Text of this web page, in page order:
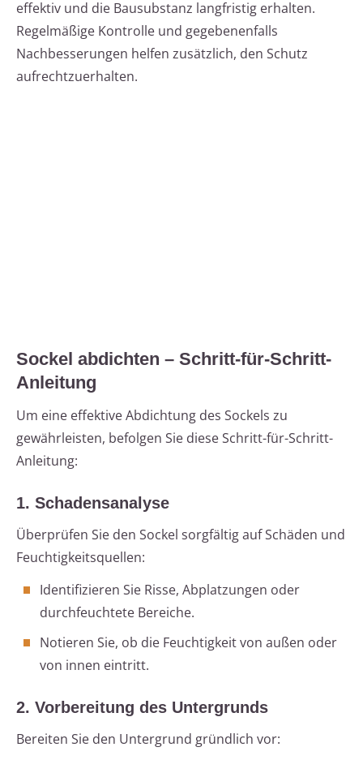
effektiv und die Bausubstanz langfristig erhalten.
Regelmäßige Kontrolle und gegebenenfalls
Nachbesserungen helfen zusätzlich, den Schutz
aufrechtzuerhalten.
Sockel abdichten – Schritt-für-Schritt-
Anleitung
Um eine effektive Abdichtung des Sockels zu
gewährleisten, befolgen Sie diese Schritt-für-Schritt-
Anleitung:
1. Schadensanalyse
Überprüfen Sie den Sockel sorgfältig auf Schäden und
Feuchtigkeitsquellen:
Identifizieren Sie Risse, Abplatzungen oder
durchfeuchtete Bereiche.
Notieren Sie, ob die Feuchtigkeit von außen oder
von innen eintritt.
2. Vorbereitung des Untergrunds
Bereiten Sie den Untergrund gründlich vor: